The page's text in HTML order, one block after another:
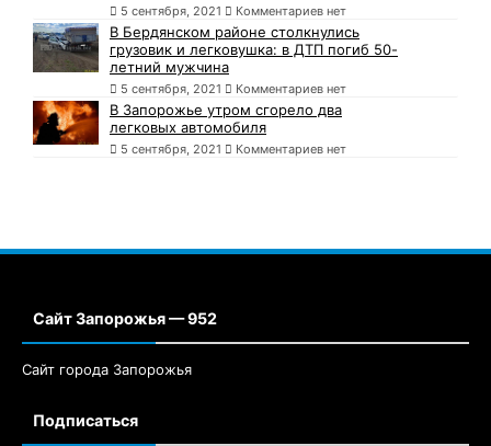
5 сентября, 2021 Комментариев нет
В Бердянском районе столкнулись
грузовик и легковушка: в ДТП погиб 50-
летний мужчина
5 сентября, 2021 Комментариев нет
В Запорожье утром сгорело два
легковых автомобиля
5 сентября, 2021 Комментариев нет
Сайт Запорожья — 952
Сайт города Запорожья
Подписаться